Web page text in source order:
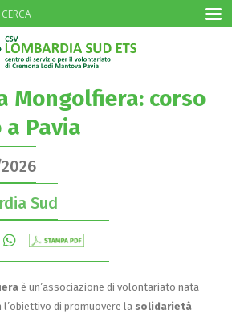
Mongolfiera: corso
Pavia
Sud
è un’associazione di volontariato nata
l’obiettivo di promuovere la solidarietà